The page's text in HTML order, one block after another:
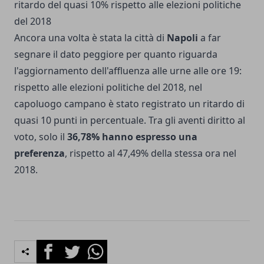
ritardo del quasi 10% rispetto alle elezioni politiche
del 2018
Ancora una volta è stata la città di Napoli a far
segnare il dato peggiore per quanto riguarda
l'aggiornamento dell'affluenza alle urne alle ore 19:
rispetto alle elezioni politiche del 2018, nel
capoluogo campano è stato registrato un ritardo di
quasi 10 punti in percentuale. Tra gli aventi diritto al
voto, solo il 36,78% hanno espresso una
preferenza, rispetto al 47,49% della stessa ora nel
2018.
FacebookTwitterWhatsapp